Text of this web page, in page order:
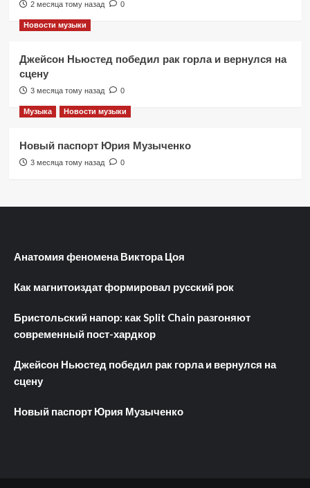
2 месяца тому назад 0
Новости музыки
Джейсон Ньюстед победил рак горла и вернулся на
сцену
3 месяца тому назад 0
Музыка Новости музыки
Новый паспорт Юрия Музыченко
3 месяца тому назад 0
Анатомия феномена Виктора Цоя
Как магнитоиздат формировал русский рок
Бристольский напор: как Split Chain разгоняют
современный пост-хардкор
Джейсон Ньюстед победил рак горла и вернулся на
сцену
Новый паспорт Юрия Музыченко